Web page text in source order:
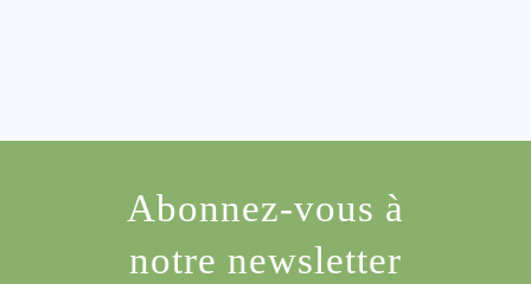
Abonnez-vous à
notre newsletter